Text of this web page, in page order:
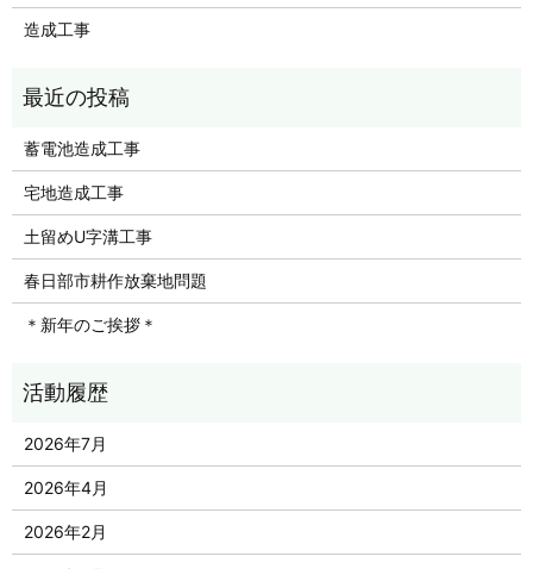
造成工事
蓄電池造成工事
宅地造成工事
土留めU字溝工事
春日部市耕作放棄地問題
＊新年のご挨拶＊
2026年7月
2026年4月
2026年2月